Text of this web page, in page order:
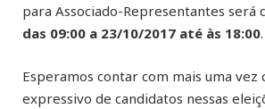
para Associado-Representantes será
das 09:00 a 23/10/2017 até às 18:00.
Esperamos contar com mais uma vez
expressivo de candidatos nessas